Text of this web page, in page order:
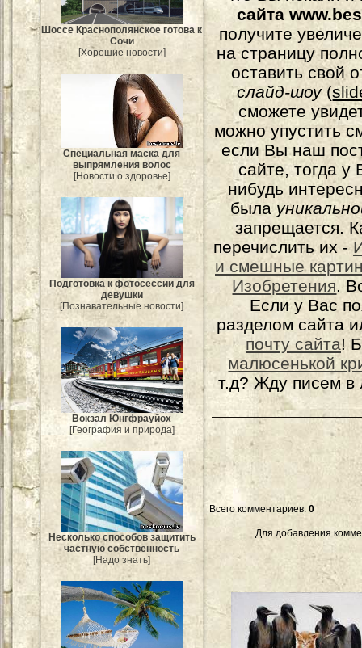
Шоссе Краснополянское готова к
Сочи
[Хорошие новости]
Специальная маска для
выпрямления волос
[Новости о здоровье]
Подготовка к фотосессии для
девушки
[Познавательные новости]
Вокзал Юнгфрауйох
[География и природа]
Несколько способов защитить
частную собственность
[Надо знать]
сайта
получите
на страницу
оставить свой
слайд-шоу(
сможете
можно упустить
если Вы наш
сайте, тогда у
нибудь
была
запрещается.
перечислить их -
и смешные
Изобретения.
Если у Вас
разделом сайта
почту сайта!
малюсенькой
т.д? Жду писем в
Всего комментариев: 0
Для добавления